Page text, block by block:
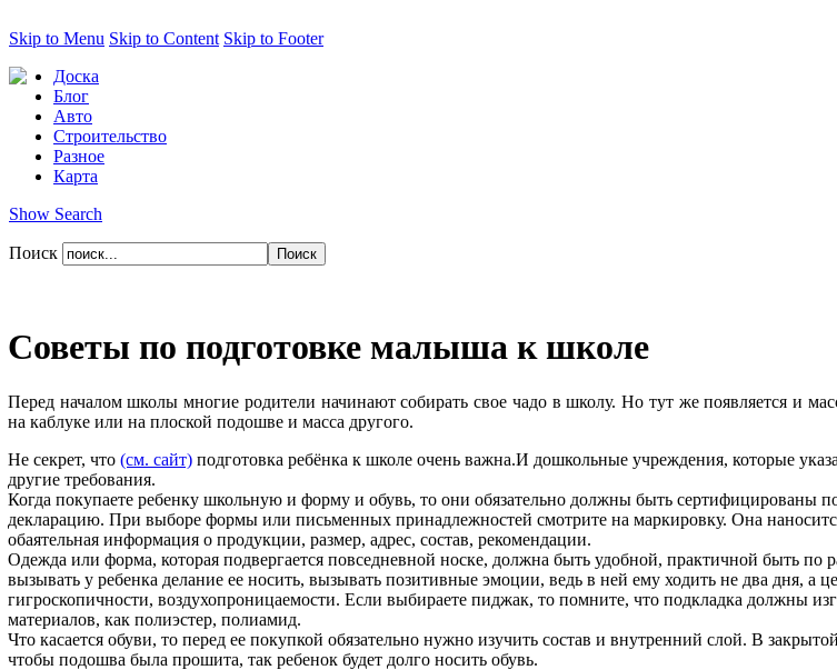
Skip to Menu Skip to Content Skip to Footer
Доска
Блог
Авто
Строительство
Разное
Карта
Show Search
Поиск
Советы по подготовке малыша к школе
Перед началом школы многие родители начинают собирать свое чадо в школу. Но тут же появляется и
на каблуке или на плоской подошве и масса другого.
Не секрет, что (см. сайт) подготовка ребёнка к школе очень важна.И дошкольные учреждения, которые
другие требования.
Когда покупаете ребенку школьную и форму и обувь, то они обязательно должны быть сертифицированы
декларацию. При выборе формы или письменных принадлежностей смотрите на маркировку. Она
обаятельная информация о продукции, размер, адрес, состав, рекомендации.
Одежда или форма, которая подвергается повседневной носке, должна быть удобной, практичной быть по
вызывать у ребенка делание ее носить, вызывать позитивные эмоции, ведь в ней ему ходить не два дня,
гигроскопичности, воздухопроницаемости. Если выбираете пиджак, то помните, что подкладка должны
материалов, как полиэстер, полиамид.
Что касается обуви, то перед ее покупкой обязательно нужно изучить состав и внутренний слой. В
чтобы подошва была прошита, так ребенок будет долго носить обувь.